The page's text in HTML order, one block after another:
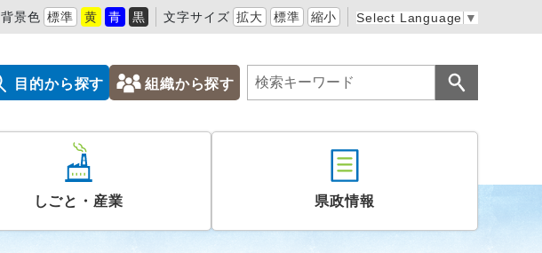
背景色 標準 黄 青 黒 文字サイズ 拡大 標準 縮小 Select Language ▼
目的から探す 組織から探す
しごと・産業 県政情報